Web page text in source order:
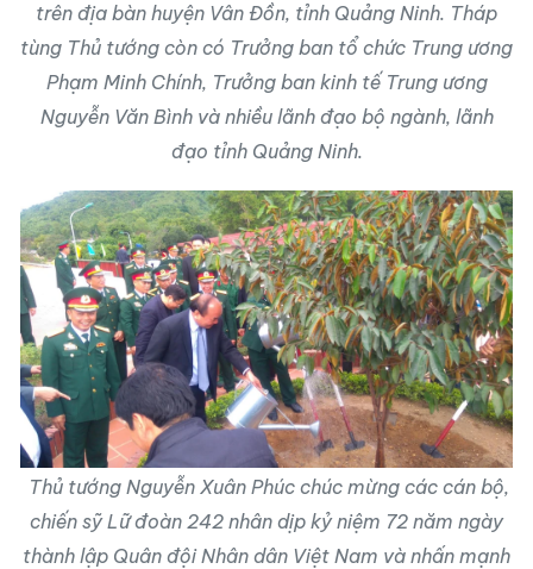
trên địa bàn huyện Vân Đồn, tỉnh Quảng Ninh. Tháp
tùng Thủ tướng còn có Trưởng ban tổ chức Trung ương
Phạm Minh Chính, Trưởng ban kinh tế Trung ương
Nguyễn Văn Bình và nhiều lãnh đạo bộ ngành, lãnh
đạo tỉnh Quảng Ninh.
Thủ tướng Nguyễn Xuân Phúc chúc mừng các cán bộ,
chiến sỹ Lữ đoàn 242 nhân dịp kỷ niệm 72 năm ngày
thành lập Quân đội Nhân dân Việt Nam và nhấn mạnh